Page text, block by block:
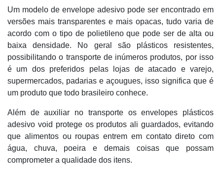
Um modelo de envelope adesivo pode ser encontrado em
versões mais transparentes e mais opacas, tudo varia de
acordo com o tipo de polietileno que pode ser de alta ou
baixa densidade. No geral são plásticos resistentes,
possibilitando o transporte de inúmeros produtos, por isso
é um dos preferidos pelas lojas de atacado e varejo,
supermercados, padarias e açougues, isso significa que é
um produto que todo brasileiro conhece.
Além de auxiliar no transporte os envelopes plásticos
adesivo void protege os produtos ali guardados, evitando
que alimentos ou roupas entrem em contato direto com
água, chuva, poeira e demais coisas que possam
comprometer a qualidade dos itens.